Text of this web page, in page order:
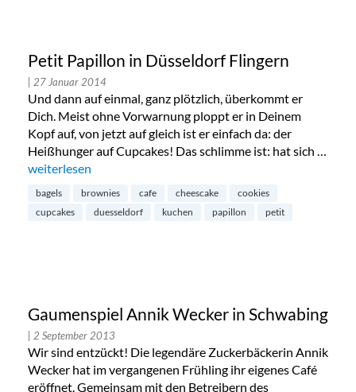
Petit Papillon in Düsseldorf Flingern
| 27 Januar 2014
Und dann auf einmal, ganz plötzlich, überkommt er
Dich. Meist ohne Vorwarnung ploppt er in Deinem
Kopf auf, von jetzt auf gleich ist er einfach da: der
Heißhunger auf Cupcakes! Das schlimme ist: hat sich …
„Petit Papillon in Düsseldorf Flingern“
weiterlesen
bagels brownies cafe cheescake
cookies
cupcakes
duesseldorf kuchen papillon petit
Gaumenspiel Annik Wecker in Schwabing
| 2 September 2013
Wir sind entzückt! Die legendäre Zuckerbäckerin Annik
Wecker hat im vergangenen Frühling ihr eigenes Café
eröffnet. Gemeinsam mit den Betreibern des